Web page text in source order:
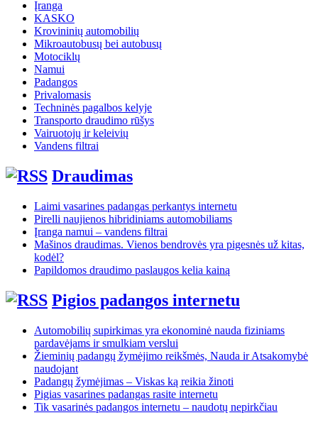
Įranga
KASKO
Krovininių automobilių
Mikroautobusų bei autobusų
Motociklų
Namui
Padangos
Privalomasis
Techninės pagalbos kelyje
Transporto draudimo rūšys
Vairuotojų ir keleivių
Vandens filtrai
Draudimas
Laimi vasarines padangas perkantys internetu
Pirelli naujienos hibridiniams automobiliams
Įranga namui – vandens filtrai
Mašinos draudimas. Vienos bendrovės yra pigesnės už kitas,
kodėl?
Papildomos draudimo paslaugos kelia kainą
Pigios padangos internetu
Automobilių supirkimas yra ekonominė nauda fiziniams
pardavėjams ir smulkiam verslui
Žieminių padangų žymėjimo reikšmės, Nauda ir Atsakomybė
naudojant
Padangų žymėjimas – Viskas ką reikia žinoti
Pigias vasarines padangas rasite internetu
Tik vasarinės padangos internetu – naudotų nepirkčiau